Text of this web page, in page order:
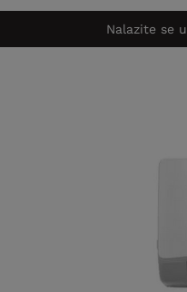
Nalazite se u